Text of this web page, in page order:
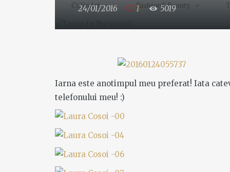
CulinArt Fashion&Beauty
24/01/2016 1 5019
Iarna este anotimpul meu preferat! Iata
telefonului meu! :)